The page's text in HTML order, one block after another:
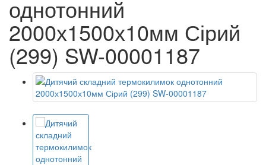
однотонний
2000х1500х10мм Сірий
(299) SW-00001187